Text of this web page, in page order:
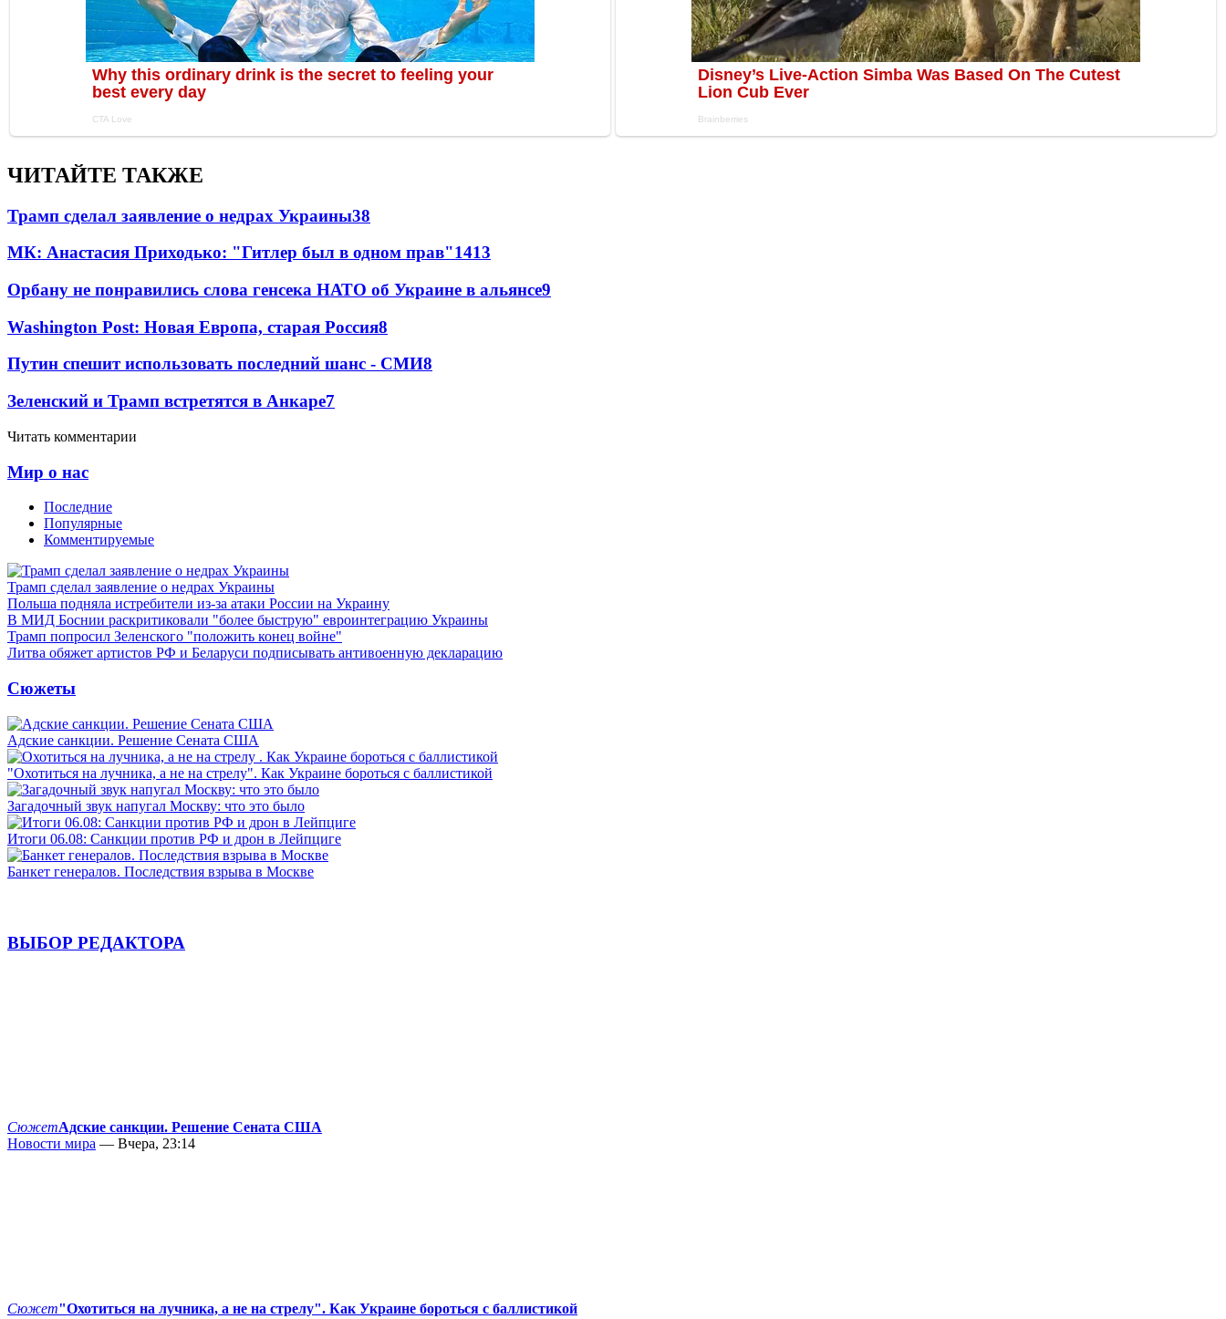
ЧИТАЙТЕ ТАКЖЕ
Трамп сделал заявление о недрах Украины38
МК: Анастасия Приходько: "Гитлер был в одном прав"1413
Орбану не понравились слова генсека НАТО об Украине в альянсе9
Washington Post: Новая Европа, старая Россия8
Путин спешит использовать последний шанс - СМИ8
Зеленский и Трамп встретятся в Анкаре7
Читать комментарии
Мир о нас
Последние
Популярные
Комментируемые
Трамп сделал заявление о недрах Украины
Польша подняла истребители из-за атаки России на Украину
В МИД Боснии раскритиковали "более быструю" евроинтеграцию Украины
Трамп попросил Зеленского "положить конец войне"
Литва обяжет артистов РФ и Беларуси подписывать антивоенную декларацию
Сюжеты
Адские санкции. Решение Сената США
"Охотиться на лучника, а не на стрелу". Как Украине бороться с баллистикой
Загадочный звук напугал Москву: что это было
Итоги 06.08: Санкции против РФ и дрон в Лейпциге
Банкет генералов. Последствия взрыва в Москве
ВЫБОР РЕДАКТОРА
СюжетАдские санкции. Решение Сената США
Новости мира — Вчера, 23:14
Сюжет"Охотиться на лучника, а не на стрелу". Как Украине бороться с баллистикой